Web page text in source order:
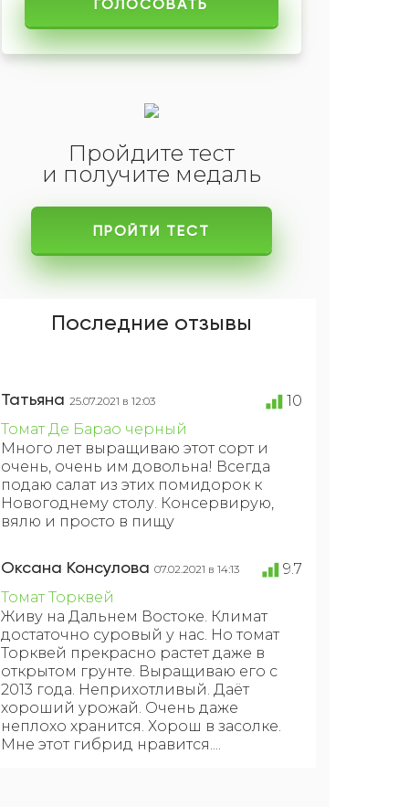
Пройдите тест
и получите медаль
ПРОЙТИ ТЕСТ
Последние отзывы
Татьяна 25.07.2021 в 12:03
10
Томат Де Барао черный
Много лет выращиваю этот сорт и
очень, очень им довольна! Всегда
подаю салат из этих помидорок к
Новогоднему столу. Консервирую,
вялю и просто в пищу
Оксана Консулова 07.02.2021 в 14:13
9.7
Томат Торквей
Живу на Дальнем Востоке. Климат
достаточно суровый у нас. Но томат
Торквей прекрасно растет даже в
открытом грунте. Выращиваю его с
2013 года. Неприхотливый. Даёт
хороший урожай. Очень даже
неплохо хранится. Хорош в засолке.
Мне этот гибрид нравится....